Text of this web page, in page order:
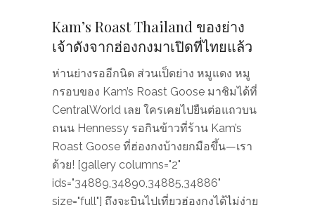
Kam’s Roast Thailand ของย่าง
เจ้าดังจากฮ่องกงมาเปิดที่ไทยแล้ว
ห่านย่างรออีกนิด ส่วนเป็ดย่าง หมูแดง หมู
กรอบของ Kam’s Roast Goose มาชิมได้ที่
CentralWorld เลย ใครเคยไปยืนต่อแถวบน
ถนน Hennessy รอกินข้าวที่ร้าน Kam’s
Roast Goose ที่ฮ่องกงบ้างยกมือขึ้น—เรา
ด้วย! [gallery columns="2"
ids="34889,34890,34885,34886"
size="full"] ถึงจะบินไปเที่ยวฮ่องกงได้ไม่ง่าย